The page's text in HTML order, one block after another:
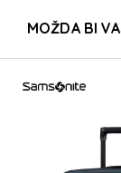
MOŽDA BI